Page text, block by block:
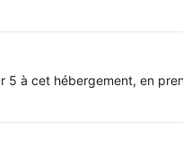
à cet hébergement, en